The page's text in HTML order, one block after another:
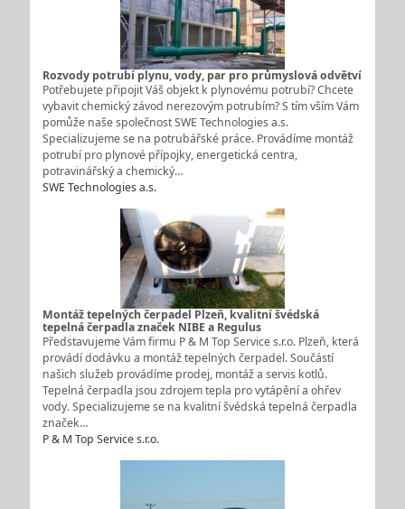
Rozvody potrubí plynu, vody, par pro průmyslová odvětví
Potřebujete připojit Váš objekt k plynovému potrubí? Chcete
vybavit chemický závod nerezovým potrubím? S tím vším Vám
pomůže naše společnost SWE Technologies a.s.
Specializujeme se na potrubářské práce. Provádíme montáž
potrubí pro plynové přípojky, energetická centra,
potravinářský a chemický…
SWE Technologies a.s.
Montáž tepelných čerpadel Plzeň, kvalitní švédská
tepelná čerpadla značek NIBE a Regulus
Představujeme Vám firmu P & M Top Service s.r.o. Plzeň, která
provádí dodávku a montáž tepelných čerpadel. Součástí
našich služeb provádíme prodej, montáž a servis kotlů.
Tepelná čerpadla jsou zdrojem tepla pro vytápění a ohřev
vody. Specializujeme se na kvalitní švédská tepelná čerpadla
značek…
P & M Top Service s.r.o.